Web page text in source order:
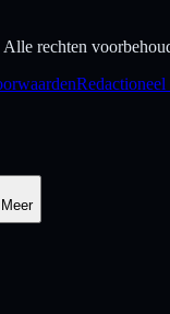
rechten
Meer